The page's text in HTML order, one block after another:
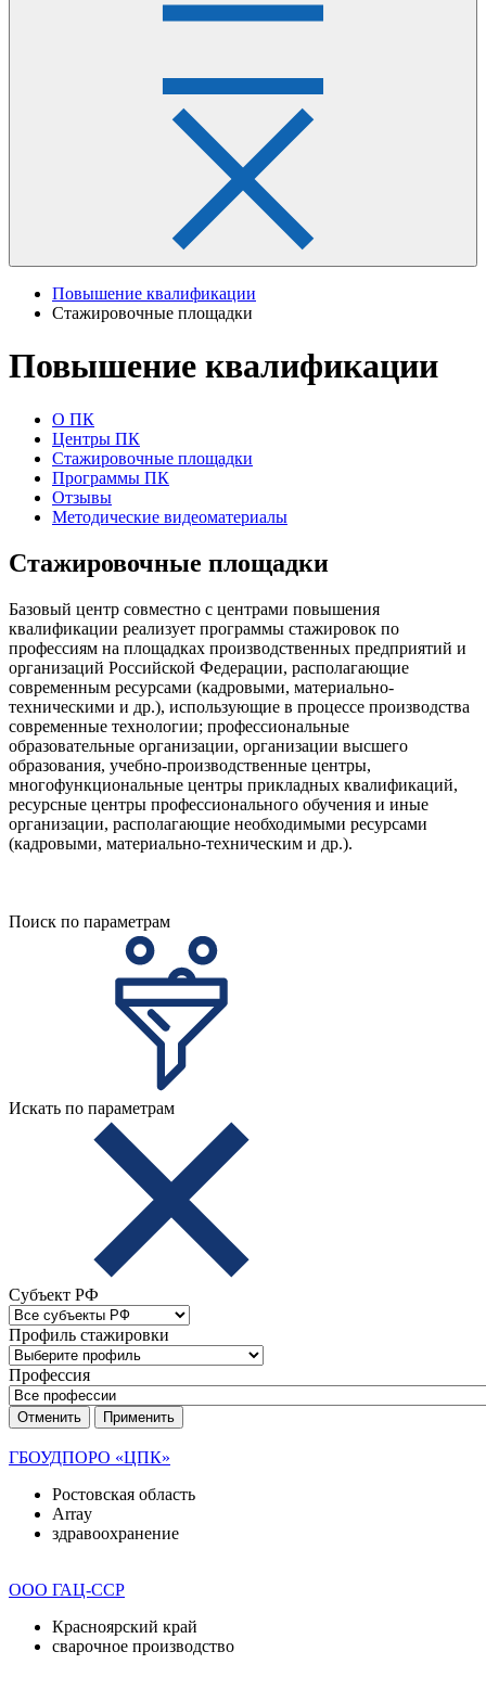
Повышение квалификации
Стажировочные площадки
Повышение квалификации
О ПК
Центры ПК
Стажировочные площадки
Программы ПК
Отзывы
Методические видеоматериалы
Стажировочные площадки
Базовый центр совместно с центрами повышения
квалификации реализует программы стажировок по
профессиям на площадках производственных предприятий и
организаций Российской Федерации, располагающие
современным ресурсами (кадровыми, материально-
техническими и др.), использующие в процессе производства
современные технологии; профессиональные
образовательные организации, организации высшего
образования, учебно-производственные центры,
многофункциональные центры прикладных квалификаций,
ресурсные центры профессионального обучения и иные
организации, располагающие необходимыми ресурсами
(кадровыми, материально-техническим и др.).
Поиск по параметрам
Искать по параметрам
Субъект РФ
Профиль стажировки
Профессия
Отменить Применить
ГБОУДПОРО «ЦПК»
Ростовская область
Array
здравоохранение
ООО ГАЦ-ССР
Красноярский край
сварочное производство